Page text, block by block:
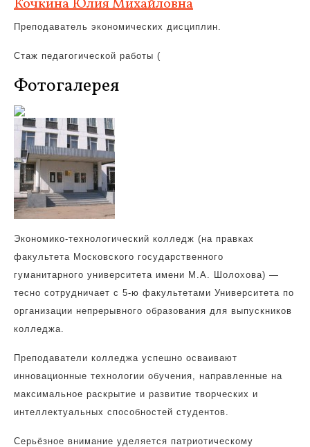
Кочкина Юлия Михайловна
Преподаватель экономических дисциплин.
Стаж педагогической работы (
Фотогалерея
Экономико-технологический колледж (на правках
факультета Московского государственного
гуманитарного университета имени М.А. Шолохова) —
тесно сотрудничает с 5-ю факультетами Университета по
организации непрерывного образования для выпускников
колледжа.
Преподаватели колледжа успешно осваивают
инновационные технологии обучения, направленные на
максимальное раскрытие и развитие творческих и
интеллектуальных способностей студентов.
Серьёзное внимание уделяется патриотическому